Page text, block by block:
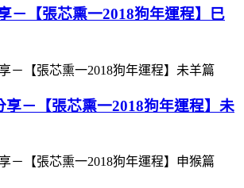
－【張芯熏一2018狗年運程】巳
－【張芯熏一2018狗年運程】未